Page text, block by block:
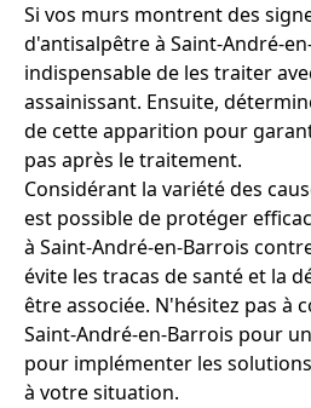
Si vos murs montrent des
d'antisalpêtre à Saint-André-
indispensable de les traiter
assainissant. Ensuite,
de cette apparition pour
pas après le traitement.
Considérant la variété des
est possible de protéger
à Saint-André-en-Barrois
évite les tracas de santé et la
être associée. N'hésitez pas à
Saint-André-en-Barrois pour
pour implémenter les
à votre situation.